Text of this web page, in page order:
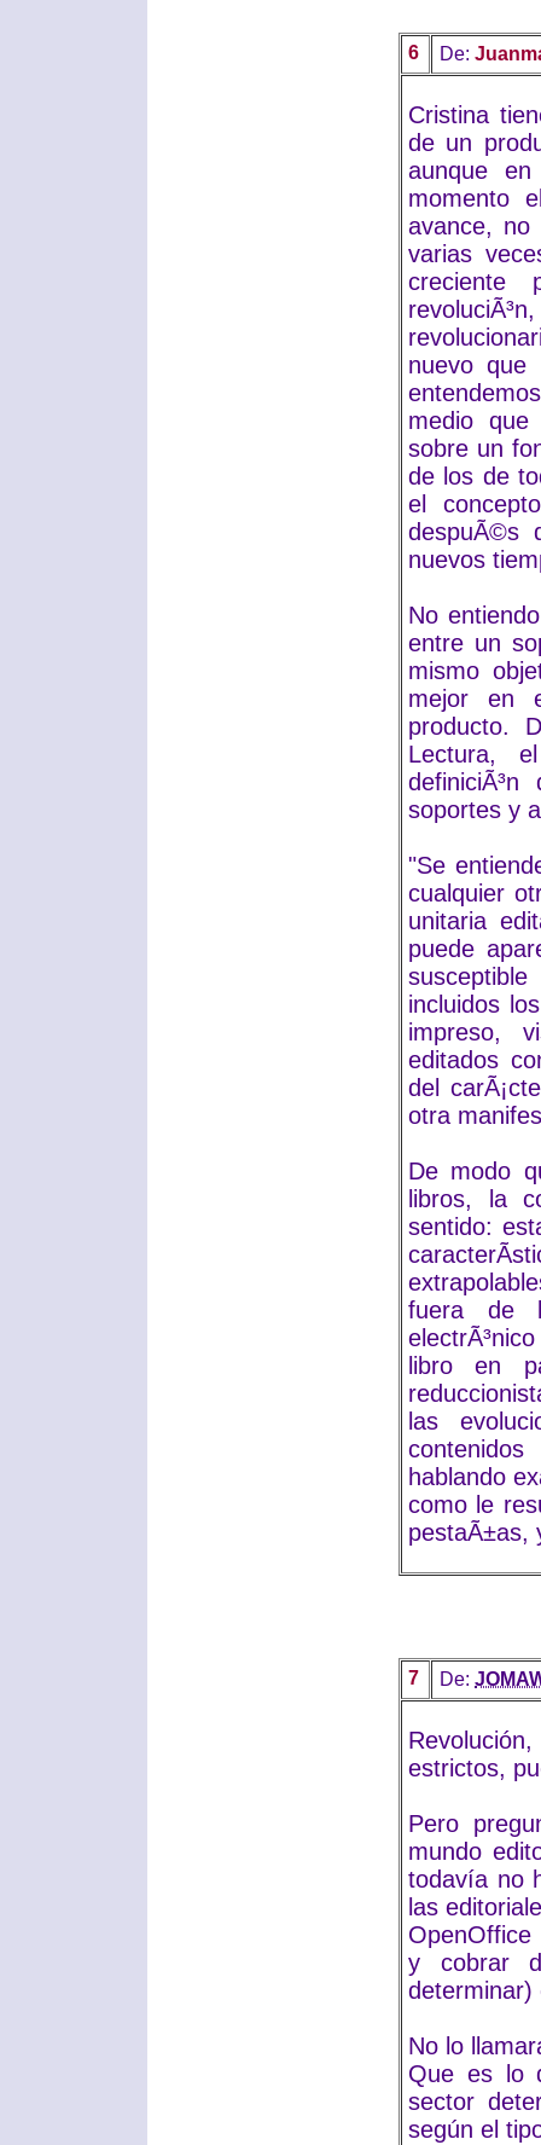
6 De:
Cristina
de un
aunque
momento
avance, no
varias
creciente
nuevo que
medio
sobre un
de los de
el
despuÃ©s
nuevos
No
entre un
mismo
mejor en
producto.
Lectura,
soportes y
"Se
cualquier
unitaria
puede
incluidos
impreso,
editados
del
otra
De modo
libros, la
sentido:
fuera de
libro en
las
hablando
como le
pestaÃ±as,
7 De:
estrictos,
Pero
mundo
todavía no
las
y cobrar
determinar)
No lo
Que es lo
sector
según el